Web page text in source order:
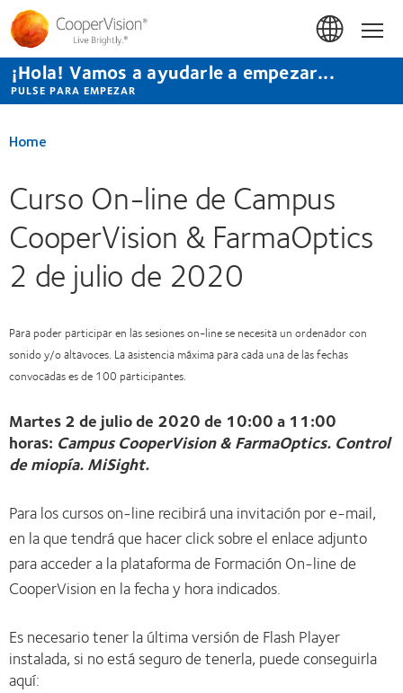
Pasar
contenido
principal
¡Hola! Vamos a ayudarle a empezar...
PULSE PARA EMPEZAR
Home
Curso On-line de Campus
CooperVision & FarmaOptics
2 de julio de 2020
Para poder participar en las sesiones on-line se necesita un ordenador con
sonido y/o altavoces. La asistencia máxima para cada una de las fechas
convocadas es de 100 participantes.
Martes 2 de julio de 2020 de 10:00 a 11:00
horas: Campus CooperVision & FarmaOptics. Control
de miopía. MiSight.
Para los cursos on-line recibirá una invitación por e-mail,
en la que tendrá que hacer click sobre el enlace adjunto
para acceder a la plataforma de Formación On-line de
CooperVision en la fecha y hora indicados.
Es necesario tener la última versión de Flash Player
instalada, si no está seguro de tenerla, puede conseguirla
aquí: